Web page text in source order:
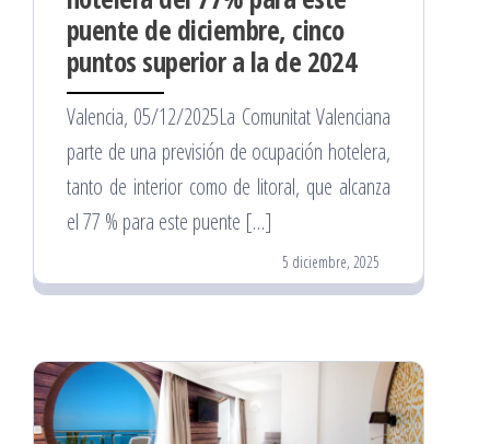
puente de diciembre, cinco
puntos superior a la de 2024
Valencia, 05/12/2025La Comunitat Valenciana
parte de una previsión de ocupación hotelera,
tanto de interior como de litoral, que alcanza
el 77 % para este puente […]
5 diciembre, 2025